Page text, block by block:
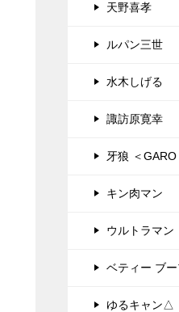
天野喜孝
ルパン三世
水木しげる
諏訪原寛幸
牙狼 ＜GARO
キン肉マン
ウルトラマン
ベティー ブ
ゆるキャン△